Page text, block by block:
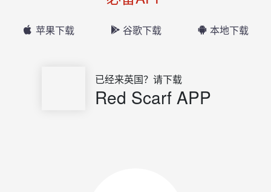
苹果下载 谷歌下载 本地下载
已经来英国？请下载
Red Scarf APP